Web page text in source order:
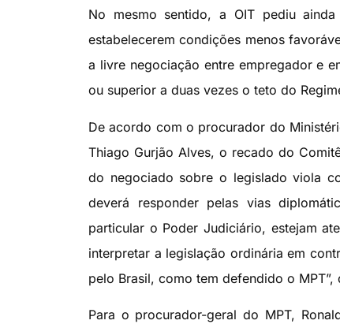
No mesmo sentido, a OIT pediu
estabelecerem condições menos
a livre negociação entre empregador e
ou superior a duas vezes o teto do
De acordo com o procurador do
Thiago Gurjão Alves, o recado do
do negociado sobre o legislado viola
deverá responder pelas vias
particular o Poder Judiciário, estejam
interpretar a legislação ordinária em
pelo Brasil, como tem defendido o MPT”,
Para o procurador-geral do MPT,